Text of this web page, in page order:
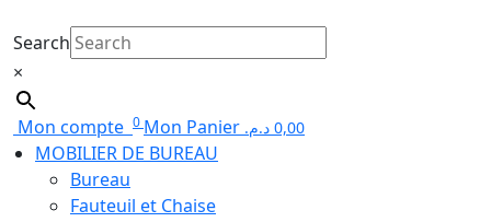
Search
×
Mon compte 0 Mon Panier 0,00 د.م.
MOBILIER DE BUREAU
Bureau
Fauteuil et Chaise